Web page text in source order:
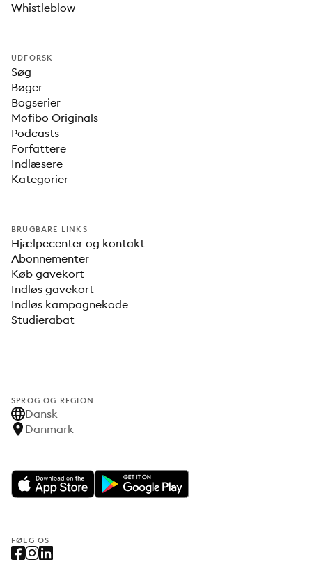
Whistleblow
UDFORSK
Søg
Bøger
Bogserier
Mofibo Originals
Podcasts
Forfattere
Indlæsere
Kategorier
BRUGBARE LINKS
Hjælpecenter og kontakt
Abonnementer
Køb gavekort
Indløs gavekort
Indløs kampagnekode
Studierabat
SPROG OG REGION
Dansk
Danmark
FØLG OS